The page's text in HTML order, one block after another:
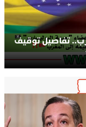
تفاصيل توقيف